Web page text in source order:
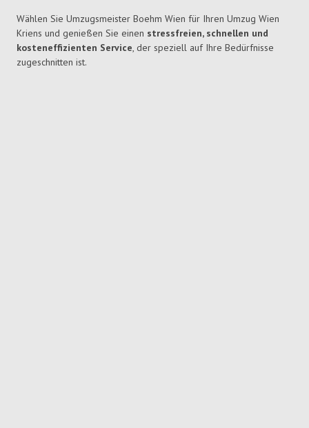
Wählen Sie Umzugsmeister Boehm Wien für Ihren Umzug Wien
Kriens und genießen Sie einen stressfreien, schnellen und
kosteneffizienten Service, der speziell auf Ihre Bedürfnisse
zugeschnitten ist.